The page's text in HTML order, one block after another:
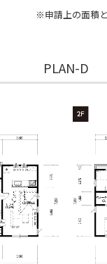
※申請上の面積
PLAN-D